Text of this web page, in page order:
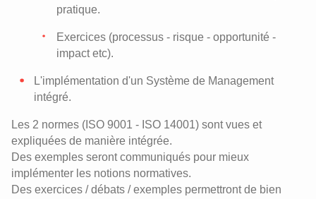
pratique.
Exercices (processus - risque - opportunité -
impact etc).
L'implémentation d'un Système de Management
intégré.
Les 2 normes (ISO 9001 - ISO 14001) sont vues et
expliquées de manière intégrée.
Des exemples seront communiqués pour mieux
implémenter les notions normatives.
Des exercices / débats / exemples permettront de bien